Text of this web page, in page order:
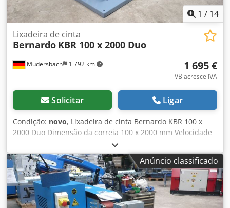
para facilitar o transporte
1 / 14
Mudersbach 1 792 km
Lixadeira de cinta
Bernardo KBR 100 x 2000 Duo
1 695 €
VB acresce IVA
Solicitar Ligar
Condição: novo, Lixadeira de cinta Bernardo KBR 100 x
2000 Duo Dimensão da correia 100 x 2000 mm Velocidade
da correia 15 / 30 m/seg. Diâmetro mín./máx. do tubo 20 -
76 mm Ajuste do carro 30° - 90 Mesa de rectificação
superficial 400 x 100 mm Roda de contacto Ø x L 195 x 100
mm Ligação de aspiração Ø 2 x 100 mm Velocidade 1410 /
2850 rpm Potência de saída do motor S1 100% 2,2 / 2,8 kW
(400 V) Potência de entrada do motor S6 40% 3,0 / 4,0 kW
Anúncio classificado